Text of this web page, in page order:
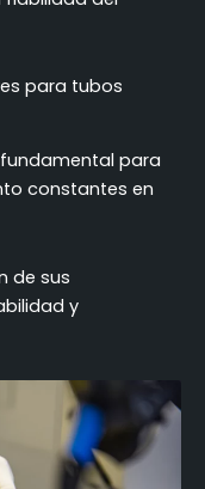
para tubos
para
constantes en
de sus
y